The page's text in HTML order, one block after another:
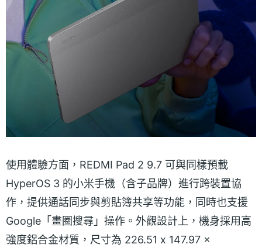
使用體驗方面，REDMI Pad 2 9.7 可與同樣預載
HyperOS 3 的小米手機（含子品牌）進行跨裝置協
作，提供通話同步與剪貼簿共享等功能，同時也支援
Google「畫圈搜尋」操作。外觀設計上，機身採用高
強度鋁合金材質，尺寸為 226.51 x 147.97 x